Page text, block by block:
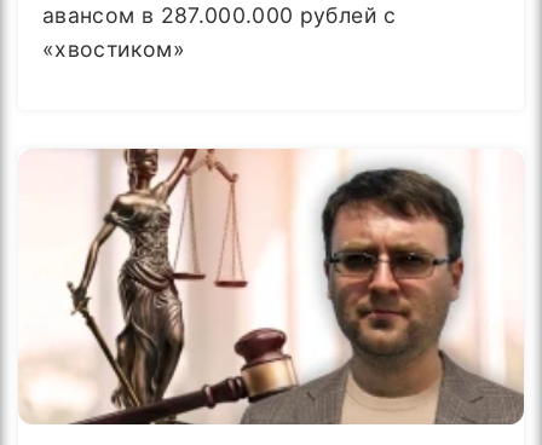
авансом в 287.000.000 рублей с
«хвостиком»